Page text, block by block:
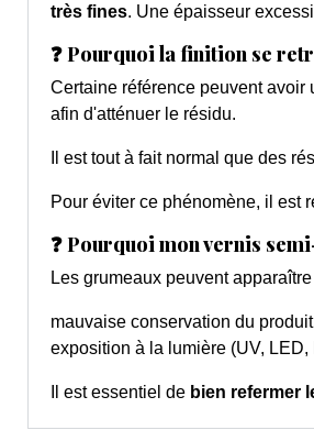
très fines. Une épaisseur
❓ Pourquoi la finition se
Certaine référence peuvent
afin d'atténuer le résidu.
Il est tout à fait normal que des
Pour éviter ce phénomène, il est
❓ Pourquoi mon vernis
Les grumeaux peuvent
mauvaise conservation du produit
exposition à la lumière (UV,
Il est essentiel de bien refermer